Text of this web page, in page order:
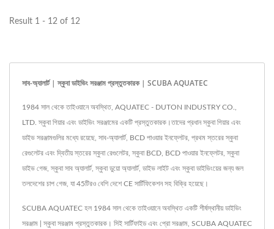
Result 1 - 12 of 12
সাব-অ্যালার্ট | স্কুবা ডাইভিং সরঞ্জাম প্রস্তুতকারক | SCUBA AQUATEC
1984 সাল থেকে তাইওয়ানে অবস্থিত, AQUATEC - DUTON INDUSTRY CO.,
LTD. স্কুবা গিয়ার এবং ডাইভিং সরঞ্জামের একটি প্রস্তুতকারক।তাদের প্রধান স্কুবা গিয়ার এবং
ডাইভ সরঞ্জামগুলির মধ্যে রয়েছে, সাব-অ্যালার্ট, BCD পাওয়ার ইনফ্লেটর, প্রথম স্তরের স্কুবা
রেগুলেটর এবং দ্বিতীয় স্তরের স্কুবা রেগুলেটর, স্কুবা BCD, BCD পাওয়ার ইনফ্লেটর, স্কুবা
ডাইভ গেজ, স্কুবা সাব অ্যালার্ট, স্কুবা ডুয়ো অ্যালার্ট, ডাইভ লাইট এবং স্কুবা ডাইভিংয়ের জন্য জল
তলদেশের চাপ গেজ, যা 45টিরও বেশি দেশে CE সার্টিফিকেশন সহ বিক্রি হয়েছে।
SCUBA AQUATEC হল 1984 সাল থেকে তাইওয়ানে অবস্থিত একটি শীর্ষস্থানীয় ডাইভিং
সরঞ্জাম | স্কুবা সরঞ্জাম প্রস্তুতকারক। সিই সার্টিফাইড এবং প্রো সরঞ্জাম, SCUBA AQUATEC